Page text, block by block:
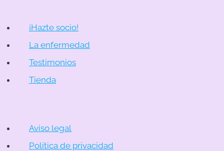
¡Hazte socio!
La enfermedad
Testimonios
Tienda
Aviso legal
Política de privacidad